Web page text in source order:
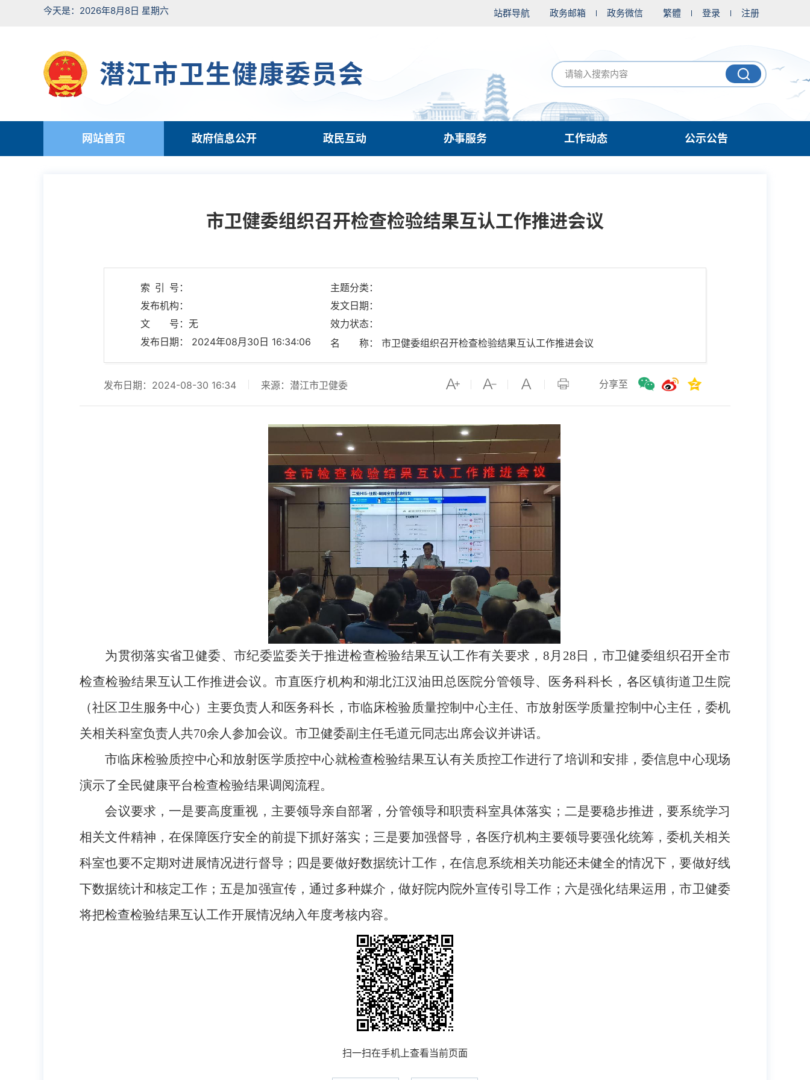
今天是：2026年8月8日 星期六 站群导航 政务邮箱 政务微信 繁體 登录 注册
潜江市卫生健康委员会
网站首页 政府信息公开 政民互动 办事服务 工作动态 公示公告
市卫健委组织召开检查检验结果互认工作推进会议
索 引 号：
主题分类：
发布机构：
发文日期：
文 号：无
效力状态：
发布日期： 2024年08月30日 16:34:06
名 称： 市卫健委组织召开检查检验结果互认工作推进会议
分享至
发布日期：2024-08-30 16:34 来源：潜江市卫健委
为贯彻落实省卫健委、市纪委监委关于推进检查检验结果互认工作有关要求， 8月 28 日，市卫健委组织召开全市
检查检验结果互认工作推进会议。市直医疗机构和湖北江汉油田总医院分管领导、医务科科长，各区镇街道卫生院
（社区卫生服务中心）主要负责人和医务科长，市临床检验质量控制中心主任、市放射医学质量控制中心主任，委机
关相关科室负责人共70余人参加会议。市卫健委副主任毛道元同志出席会议并讲话。
市临床检验质控中心和放射医学质控中心就检查检验结果互认有关质控工作进行了培训和安排，委信息中心现场
演示了全民健康平台检查检验结果调阅流程。
会议要求，一是要高度重视，主要领导亲自部署，分管领导和职责科室具体落实；二是要稳步推进，要系统学习
相关文件精神，在保障医疗安全的前提下抓好落实；三是要加强督导，各医疗机构主要领导要强化统筹，委机关相关
科室也要不定期对进展情况进行督导；四是要做好数据统计工作，在信息系统相关功能还未健全的情况下，要做好线
下数据统计和核定工作；五是加强宣传，通过多种媒介，做好院内院外宣传引导工作；六是强化结果运用，市卫健委
将把检查检验结果互认工作开展情况纳入年度考核内容。
扫一扫在手机上查看当前页面